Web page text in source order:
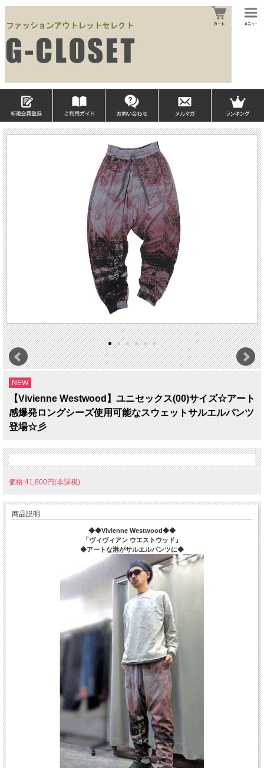
NEW
【Vivienne Westwood】ユニセックス(00)サイズ☆アート
感爆発ロングシーズ使用可能なスウェットサルエルパンツ
登場☆彡
価格:41,800円(非課税)
商品説明
◆◆Vivienne Westwood◆◆
「ヴィヴィアン ウエストウッド」
◆アートな港がサルエルパンツに◆